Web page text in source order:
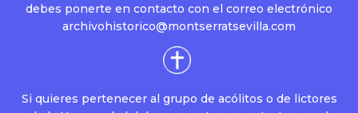
debes ponerte en contacto con el correo electrónico
archivohistorico@montserratsevilla.com
Si quieres pertenecer al grupo de acólitos o de lictores